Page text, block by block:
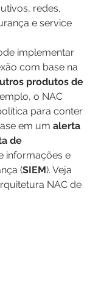
redes,
e service
implementar
com base na
produtos de
o NAC
para conter
em um alerta
de
informações e
(SIEM). Veja
NAC de